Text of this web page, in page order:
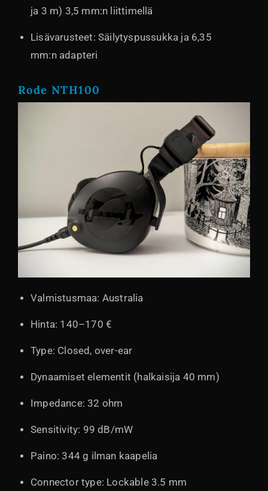
ja 3 m) 3,5 mm:n liittimellä
Lisävarusteet: Säilytyspussukka ja 6,35
mm:n adapteri
Rode NTH100
Valmistusmaa: Australia
Hinta: 140–170 €
Type: Closed, over-ear
Dynaamiset elementit (halkaisija 40 mm)
Impedance: 32 ohm
Sensitivity: 99 dB/mW
Paino: 344 g ilman kaapelia
Connector type: Lockable 3.5 mm